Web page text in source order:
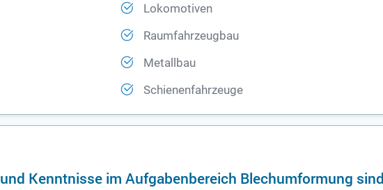
Lokomotiven
Raumfahrzeugbau
Metallbau
Schienenfahrzeuge
Kenntnisse im Aufgabenbereich Blechumformung